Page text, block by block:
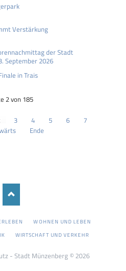
Verstärkung
der Stadt
September 2026
in Trais
2 von 185
3 4 5 6
7
Ende
WOHNEN UND LEBEN
WIRTSCHAFT UND VERKEHR
- Stadt Münzenberg © 2026